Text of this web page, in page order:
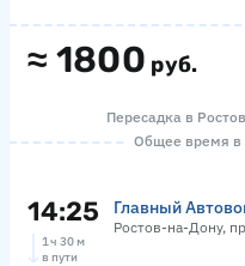
≈ 1800 руб.
Пересадка в
Общее время в
14:25 Главный
Ростов-на-Дону,
1 ч 30 м
в пути